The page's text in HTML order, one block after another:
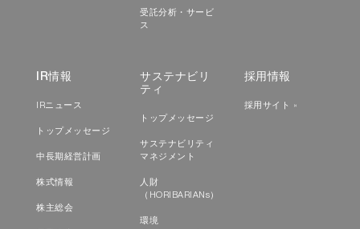
受託分析・サービ
ス
IR情報
IRニュース
トップメッセージ
中長期経営計画
株式情報
株主総会
サステナビリ
ティ
トップメッセージ
サステナビリティ
マネジメント
人財
（HORIBARIANs）
環境
採用情報
採用サイト »